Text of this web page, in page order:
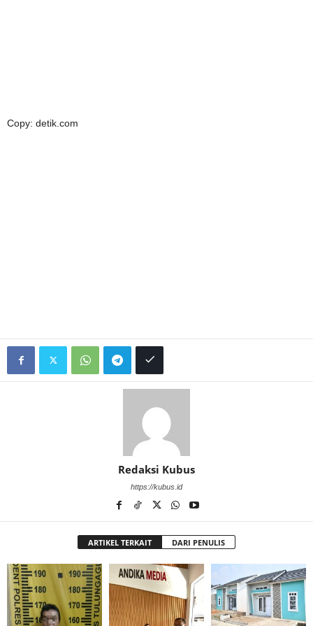
Copy: detik.com
Redaksi Kubus
https://kubus.id
ARTIKEL TERKAIT DARI PENULIS